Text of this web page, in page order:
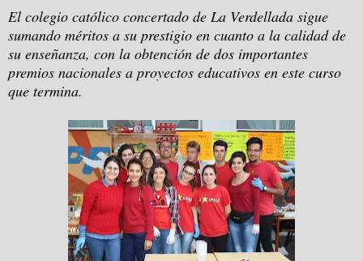
El colegio católico concertado de La Verdellada sigue
sumando méritos a su prestigio en cuanto a la calidad de
su enseñanza, con la obtención de dos importantes
premios nacionales a proyectos educativos en este curso
que termina.